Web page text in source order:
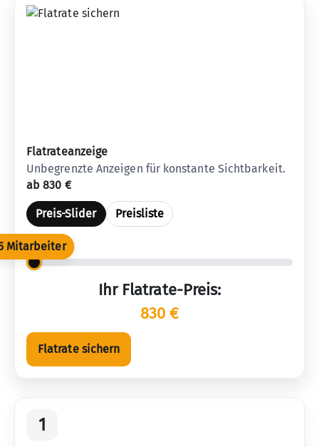
Flatrateanzeige
Unbegrenzte Anzeigen für konstante Sichtbarkeit.
ab 830 €
Preis-Slider Preisliste
Mitarbeiter
Ihr Flatrate-Preis:
830 €
Flatrate sichern
1